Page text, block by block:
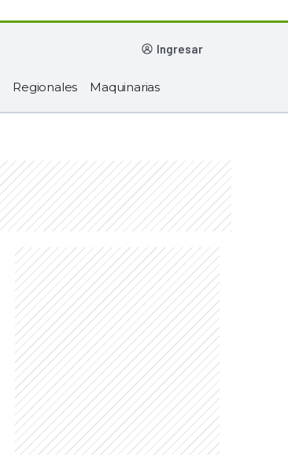
ingresar
Regionales Maquinarias